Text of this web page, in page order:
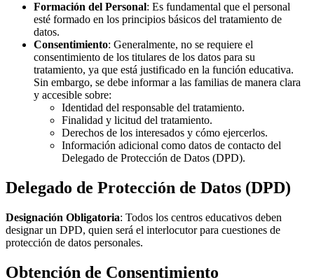
Formación del Personal: Es fundamental que el personal
esté formado en los principios básicos del tratamiento de
datos.
Consentimiento: Generalmente, no se requiere el
consentimiento de los titulares de los datos para su
tratamiento, ya que está justificado en la función educativa.
Sin embargo, se debe informar a las familias de manera clara
y accesible sobre:
Identidad del responsable del tratamiento.
Finalidad y licitud del tratamiento.
Derechos de los interesados y cómo ejercerlos.
Información adicional como datos de contacto del
Delegado de Protección de Datos (DPD).
Delegado de Protección de Datos (DPD)
Designación Obligatoria: Todos los centros educativos deben
designar un DPD, quien será el interlocutor para cuestiones de
protección de datos personales.
Obtención de Consentimiento